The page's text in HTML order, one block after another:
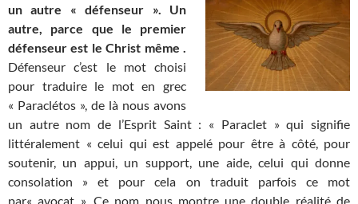
un autre « défenseur ». Un
autre, parce que le premier
défenseur est le Christ même .
Défenseur c’est le mot choisi
pour traduire le mot en grec
« Paraclétos », de là nous avons
un autre nom de l’Esprit Saint : « Paraclet » qui signifie
littéralement « celui qui est appelé pour être à côté, pour
soutenir, un appui, un support, une aide, celui qui donne
consolation » et pour cela on traduit parfois ce mot
par« avocat ». Ce nom nous montre une double réalité de